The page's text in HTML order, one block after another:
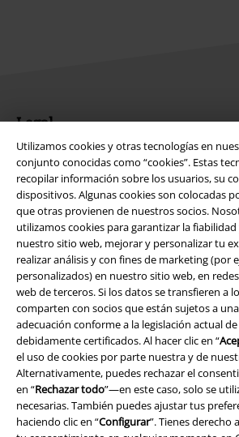
Utilizamos cookies y otras tecnologías en
conjunto conocidas como “cookies”. Estas
recopilar información sobre los usuarios, su
dispositivos. Algunas cookies son colocadas
que otras provienen de nuestros socios.
utilizamos cookies para garantizar la
nuestro sitio web, mejorar y personalizar tu
realizar análisis y con fines de marketing (por
personalizados) en nuestro sitio web, en
web de terceros. Si los datos se transfieren a
comparten con socios que están sujetos a
adecuación conforme a la legislación actual de
debidamente certificados. Al hacer clic en “
el uso de cookies por parte nuestra y de
Alternativamente, puedes rechazar el
en “Rechazar todo”—en este caso, solo se
necesarias. También puedes ajustar tus
haciendo clic en “Configurar”. Tienes derecho
Legal
Términos y Condiciones
Aviso Legal
Ley protección de datos
Eliminación de residuos y protección del
Declaración de Conformidad
Información sobre accesibilidad
Configuración Cookies
Cancelar pedido